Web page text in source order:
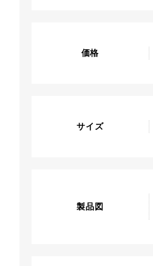
価格
サイズ
製品図